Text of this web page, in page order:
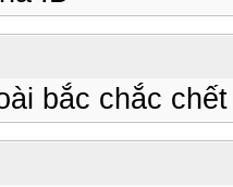
bắc chắc